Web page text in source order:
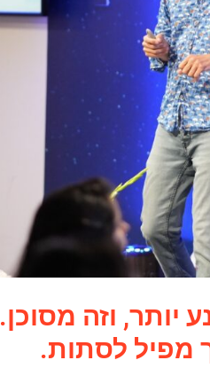
יותר, וזה מסוכן.